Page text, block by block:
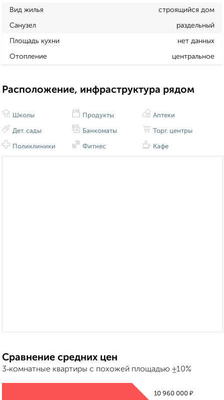
Вид жилья строящийся дом
Санузел раздельный
Площадь кухни нет данных
Отопление центральное
Расположение, инфраструктура рядом
Школы
Дет. сады
Поликлиники
Продукты
Банкоматы
Фитнес
Аптеки
Торг. центры
Кафе
Сравнение средних цен
3‑комнатные квартиры с похожей площадью ±10%
10 960 000 ₽